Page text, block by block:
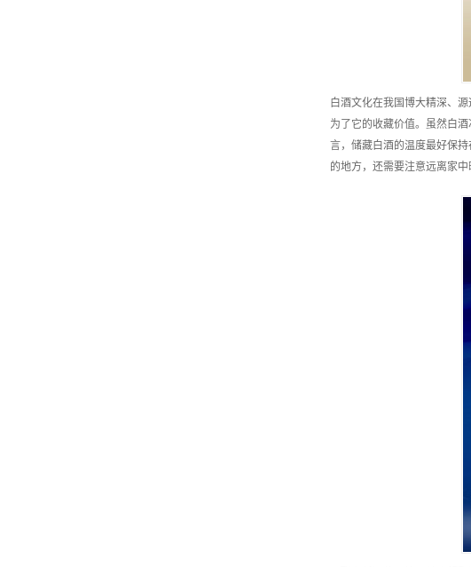
白酒文化在我国博大精深、
为了它的收藏价值。虽然白酒
言，储藏白酒的温度最好保
的地方，还需要注意远离家中